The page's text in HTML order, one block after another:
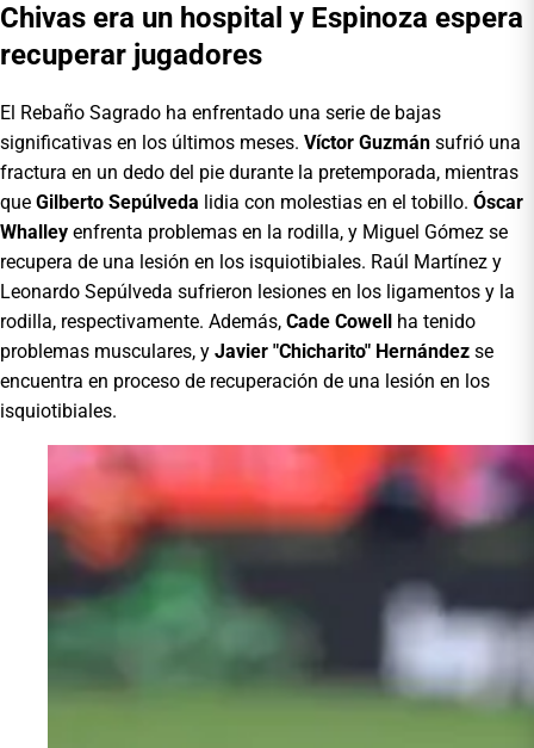
Chivas era un hospital y Espinoza espera
recuperar jugadores
El Rebaño Sagrado ha enfrentado una serie de bajas
significativas en los últimos meses. Víctor Guzmán sufrió una
fractura en un dedo del pie durante la pretemporada, mientras
que Gilberto Sepúlveda lidia con molestias en el tobillo. Óscar
Whalley enfrenta problemas en la rodilla, y Miguel Gómez se
recupera de una lesión en los isquiotibiales. Raúl Martínez y
Leonardo Sepúlveda sufrieron lesiones en los ligamentos y la
rodilla, respectivamente. Además, Cade Cowell
ha tenido
problemas musculares, y Javier "Chicharito" Hernández se
encuentra en proceso de recuperación de una lesión en los
isquiotibiales.